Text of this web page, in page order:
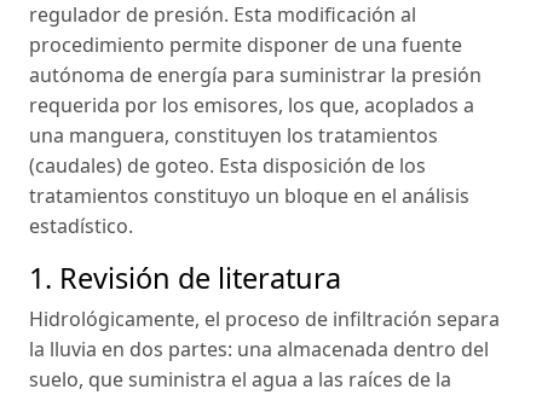
regulador de presión. Esta modificación al
procedimiento permite disponer de una fuente
autónoma de energía para suministrar la presión
requerida por los emisores, los que, acoplados a
una manguera, constituyen los tratamientos
(caudales) de goteo. Esta disposición de los
tratamientos constituyo un bloque en el análisis
estadístico.
1. Revisión de literatura
Hidrológicamente, el proceso de infiltración separa
la lluvia en dos partes: una almacenada dentro del
suelo, que suministra el agua a las raíces de la